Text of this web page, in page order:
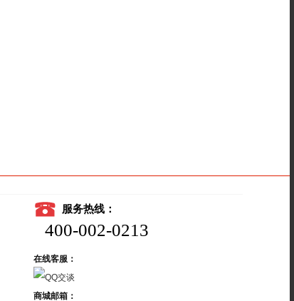
服务热线：
400-002-0213
在线客服：
商城邮箱：